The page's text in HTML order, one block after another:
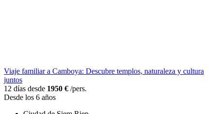
Viaje familiar a Camboya: Descubre templos, naturaleza y cultura
juntos
12 días desde 1950 € /pers.
Desde los 6 años